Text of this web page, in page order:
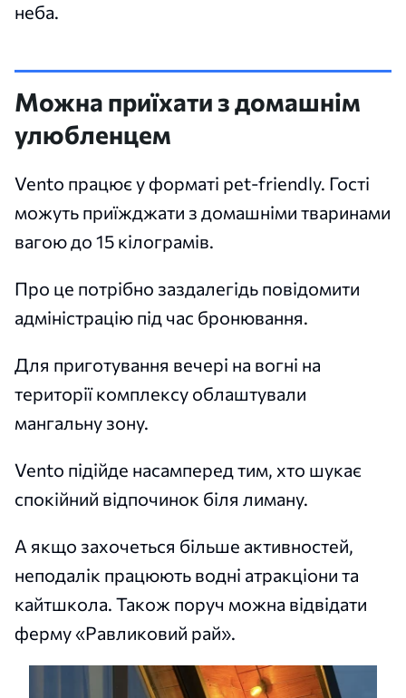
неба.
Можна приїхати з домашнім
улюбленцем
Vento працює у форматі pet-friendly. Гості
можуть приїжджати з домашніми тваринами
вагою до 15 кілограмів.
Про це потрібно заздалегідь повідомити
адміністрацію під час бронювання.
Для приготування вечері на вогні на
території комплексу облаштували
мангальну зону.
Vento підійде насамперед тим, хто шукає
спокійний відпочинок біля лиману.
А якщо захочеться більше активностей,
неподалік працюють водні атракціони та
кайтшкола. Також поруч можна відвідати
ферму «Равликовий рай».